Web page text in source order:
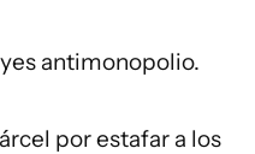
antimonopolio.
por estafar a los